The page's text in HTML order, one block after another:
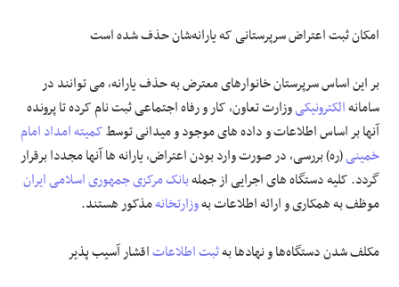
امکان ثبت اعتراض سرپرستانی که یارانه‌شان حذف شده است
بر این اساس سرپرستان خانوارهای معترض به حذف یارانه، می توانند در
سامانهالکترونیکیوزارت تعاون، کار و رفاه اجتماعی ثبت نام کرده تا پرونده
آنها بر اساس اطلاعات و داده های موجود و میدانی توسطکمیته امداد امام
خمینی(ره) بررسی، در صورت وارد بودن اعتراض، یارانه ها آنها مجددا برقرار
گردد. کلیه دستگاه های اجرایی از جملهبانک مرکزی جمهوری اسلامی ایران
موظف به همکاری و ارائه اطلاعات بهوزارتخانهمذکور هستند.
مکلف شدن دستگاه‌ها و نهادها بهثبت اطلاعاتاقشار آسیب پذیر